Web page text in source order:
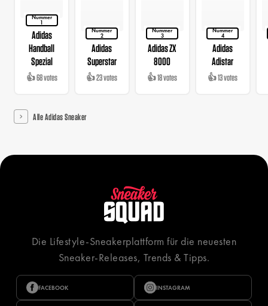
Nummer
1
Adidas
Handball
Spezial
👍 68 votes
Nummer
2
Adidas
Superstar
👍 23 votes
Nummer
3
Adidas ZX
8000
👍 18 votes
Nummer
4
Adidas
Adistar
👍 13 votes
Alle Adidas Sneaker
Die Lifestyle-Sneakerplattform für die neuesten
Sneaker-Releases, Trends & Tipps.
FACEBOOK INSTAGRAM